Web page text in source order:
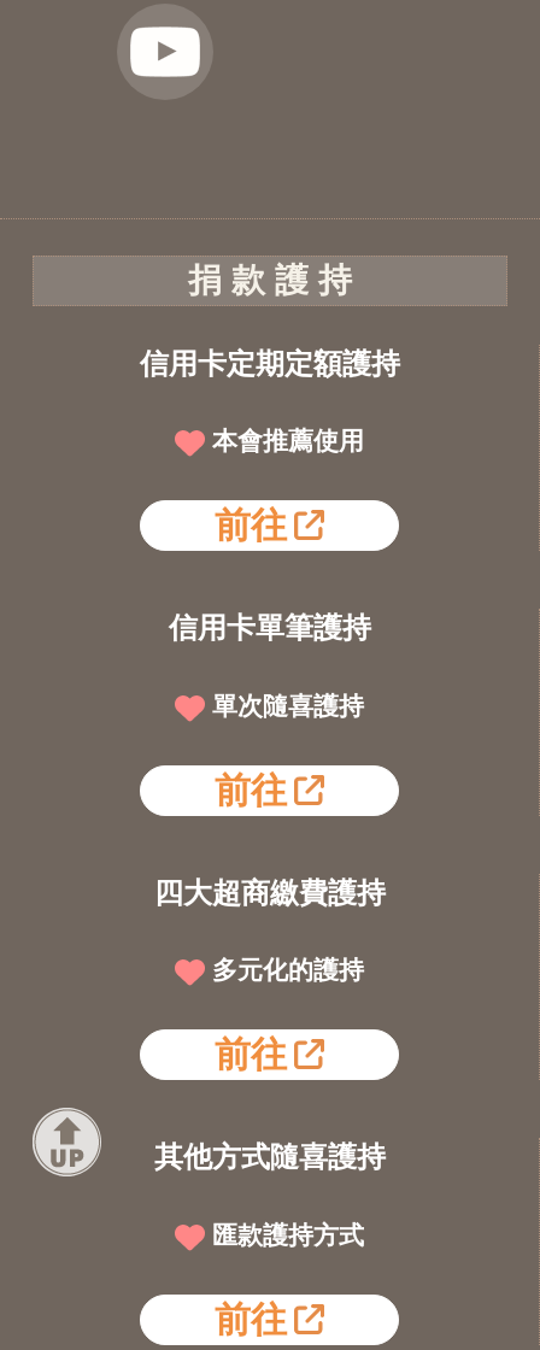
捐 款 護 持
信用卡定期定額護持
本會推薦使用
前往
信用卡單筆護持
單次隨喜護持
前往
四大超商繳費護持
多元化的護持
前往
其他方式隨喜護持
匯款護持方式
前往